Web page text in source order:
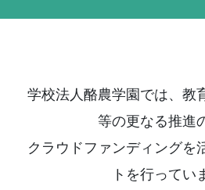
学校法人酪農学園では、教
等の更なる推進
クラウドファンディングを
トを行ってい